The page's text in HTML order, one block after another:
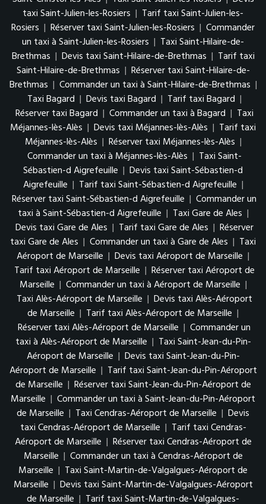
taxi Saint-Julien-les-Rosiers | Tarif taxi Saint-Julien-les-
Rosiers | Réserver taxi Saint-Julien-les-Rosiers | Commander
un taxi à Saint-Julien-les-Rosiers | Taxi Saint-Hilaire-de-
Brethmas | Devis taxi Saint-Hilaire-de-Brethmas | Tarif taxi
Saint-Hilaire-de-Brethmas | Réserver taxi Saint-Hilaire-de-
Brethmas | Commander un taxi à Saint-Hilaire-de-Brethmas |
Taxi Bagard | Devis taxi Bagard | Tarif taxi Bagard |
Réserver taxi Bagard | Commander un taxi à Bagard | Taxi
Méjannes-lès-Alès | Devis taxi Méjannes-lès-Alès | Tarif taxi
Méjannes-lès-Alès | Réserver taxi Méjannes-lès-Alès |
Commander un taxi à Méjannes-lès-Alès | Taxi Saint-
Sébastien-d Aigrefeuille | Devis taxi Saint-Sébastien-d
Aigrefeuille | Tarif taxi Saint-Sébastien-d Aigrefeuille |
Réserver taxi Saint-Sébastien-d Aigrefeuille | Commander un
taxi à Saint-Sébastien-d Aigrefeuille | Taxi Gare de Ales |
Devis taxi Gare de Ales | Tarif taxi Gare de Ales | Réserver
taxi Gare de Ales | Commander un taxi à Gare de Ales | Taxi
Aéroport de Marseille | Devis taxi Aéroport de Marseille |
Tarif taxi Aéroport de Marseille | Réserver taxi Aéroport de
Marseille | Commander un taxi à Aéroport de Marseille |
Taxi Alès-Aéroport de Marseille | Devis taxi Alès-Aéroport
de Marseille | Tarif taxi Alès-Aéroport de Marseille |
Réserver taxi Alès-Aéroport de Marseille | Commander un
taxi à Alès-Aéroport de Marseille | Taxi Saint-Jean-du-Pin-
Aéroport de Marseille | Devis taxi Saint-Jean-du-Pin-
Aéroport de Marseille | Tarif taxi Saint-Jean-du-Pin-Aéroport
de Marseille | Réserver taxi Saint-Jean-du-Pin-Aéroport de
Marseille | Commander un taxi à Saint-Jean-du-Pin-Aéroport
de Marseille | Taxi Cendras-Aéroport de Marseille | Devis
taxi Cendras-Aéroport de Marseille | Tarif taxi Cendras-
Aéroport de Marseille | Réserver taxi Cendras-Aéroport de
Marseille | Commander un taxi à Cendras-Aéroport de
Marseille | Taxi Saint-Martin-de-Valgalgues-Aéroport de
Marseille | Devis taxi Saint-Martin-de-Valgalgues-Aéroport
de Marseille | Tarif taxi Saint-Martin-de-Valgalgues-